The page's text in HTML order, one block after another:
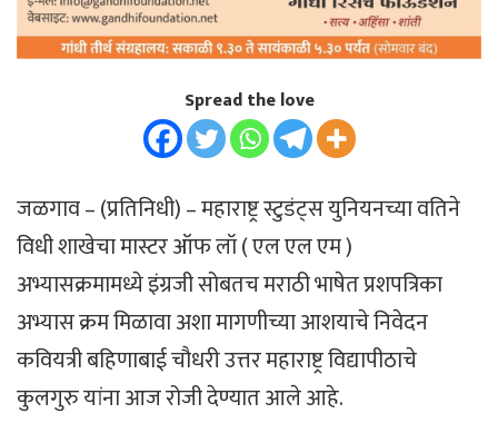
Spread the love
जळगाव – (प्रतिनिधी) – महाराष्ट्र स्टुडंट्स युनियनच्या वतिने
विधी शाखेचा मास्टर ऑफ लॉ ( एल एल एम )
अभ्यासक्रमामध्ये इंग्रजी सोबतच मराठी भाषेत प्रशपत्रिका
अभ्यास क्रम मिळावा अशा मागणीच्या आशयाचे निवेदन
कवियत्री बहिणाबाई चौधरी उत्तर महाराष्ट्र विद्यापीठाचे
कुलगुरु यांना आज रोजी देण्यात आले आहे.